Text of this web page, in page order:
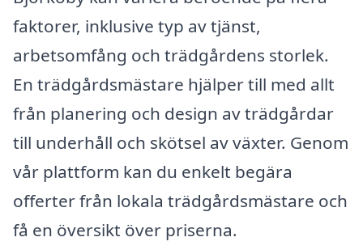
faktorer, inklusive typ av tjänst,
arbetsomfång och trädgårdens storlek.
En trädgårdsmästare hjälper till med allt
från planering och design av trädgårdar
till underhåll och skötsel av växter. Genom
vår plattform kan du enkelt begära
offerter från lokala trädgårdsmästare och
få en översikt över priserna.